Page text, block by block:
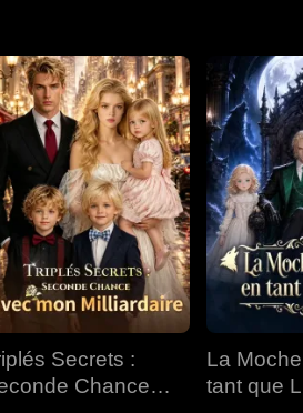
EP 34 EP 35
Secrets :
Chance
La
tant que